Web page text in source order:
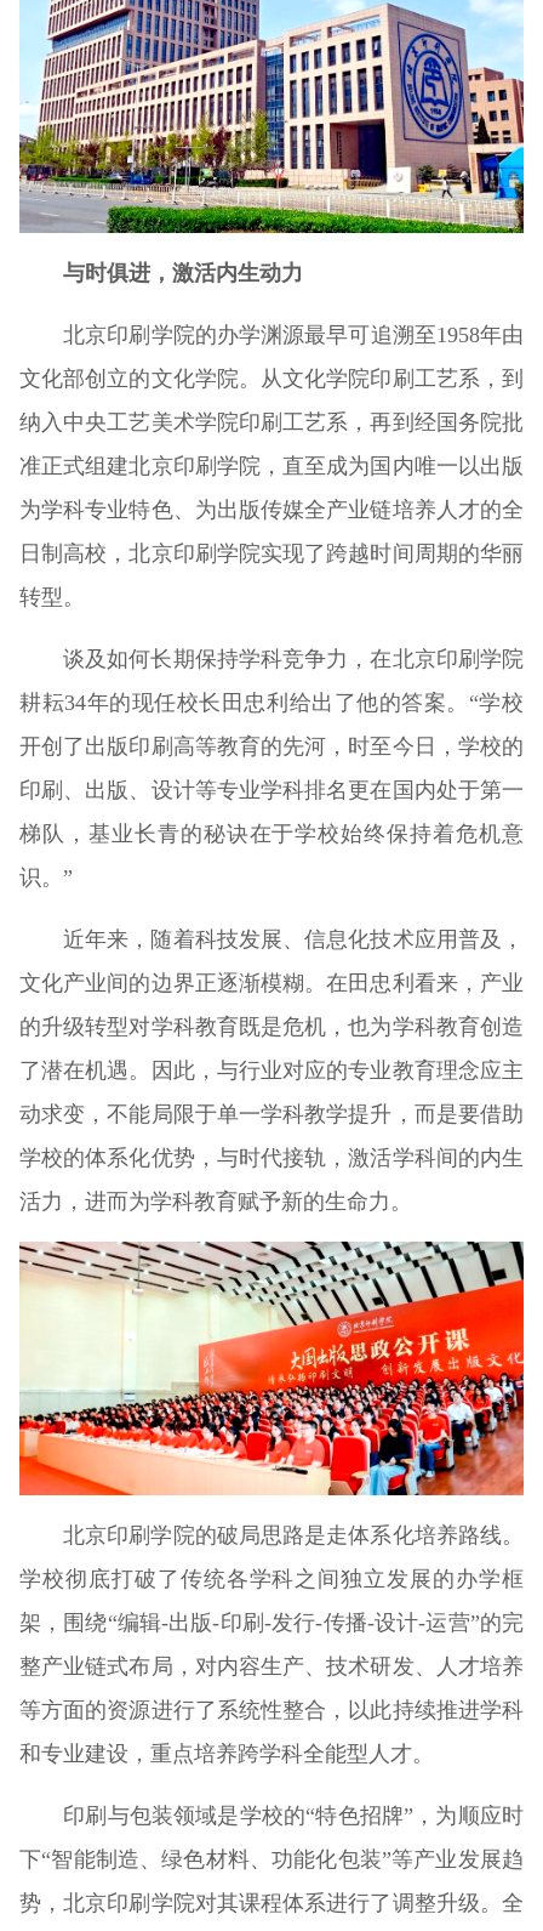
与时俱进，激活内生动力
北京印刷学院的办学渊源最早可追溯至1958年由
文化部创立的文化学院。从文化学院印刷工艺系，到
纳入中央工艺美术学院印刷工艺系，再到经国务院批
准正式组建北京印刷学院，直至成为国内唯一以出版
为学科专业特色、为出版传媒全产业链培养人才的全
日制高校，北京印刷学院实现了跨越时间周期的华丽
转型。
谈及如何长期保持学科竞争力，在北京印刷学院
耕耘34年的现任校长田忠利给出了他的答案。“学校
开创了出版印刷高等教育的先河，时至今日，学校的
印刷、出版、设计等专业学科排名更在国内处于第一
梯队，基业长青的秘诀在于学校始终保持着危机意
识。”
近年来，随着科技发展、信息化技术应用普及，
文化产业间的边界正逐渐模糊。在田忠利看来，产业
的升级转型对学科教育既是危机，也为学科教育创造
了潜在机遇。因此，与行业对应的专业教育理念应主
动求变，不能局限于单一学科教学提升，而是要借助
学校的体系化优势，与时代接轨，激活学科间的内生
活力，进而为学科教育赋予新的生命力。
北京印刷学院的破局思路是走体系化培养路线。
学校彻底打破了传统各学科之间独立发展的办学框
架，围绕“编辑-出版-印刷-发行-传播-设计-运营”的完
整产业链式布局，对内容生产、技术研发、人才培养
等方面的资源进行了系统性整合，以此持续推进学科
和专业建设，重点培养跨学科全能型人才。
印刷与包装领域是学校的“特色招牌”，为顺应时
下“智能制造、绿色材料、功能化包装”等产业发展趋
势，北京印刷学院对其课程体系进行了调整升级。全